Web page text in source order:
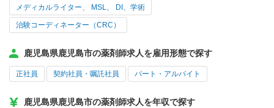
メディカルライター、 MSL、 DI、学術
治験コーディネーター（CRC）
鹿児島県鹿児島市の薬剤師求人を雇用形態で探す
正社員 契約社員・嘱託社員 パート・アルバイト
鹿児島県鹿児島市の薬剤師求人を年収で探す